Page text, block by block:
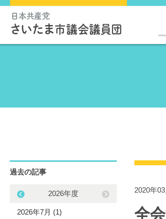
2020年03
全
過去の記事
2026年度
2026年7月 (1)